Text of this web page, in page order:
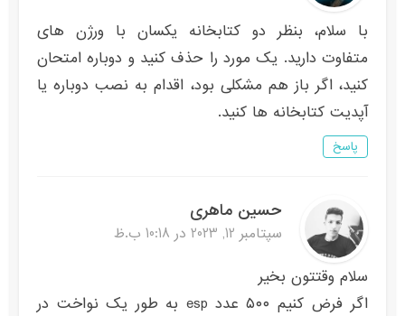
با سلام، بنظر دو کتابخانه یکسان با ورژن های
متفاوت دارید. یک مورد را حذف کنید و دوباره امتحان
کنید، اگر باز هم مشکلی بود، اقدام به نصب دوباره یا
آپدیت کتابخانه ها کنید.
پاسخ
حسین ماهری
سپتامبر 12, 2023 در 10:18 ب.ظ
سلام وقتتون بخیر
اگر فرض کنیم ۵۰۰ عدد esp به طور یک نواخت در